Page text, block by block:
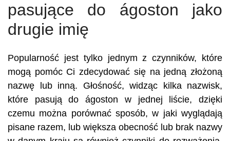
pasujące do ágoston jako
drugie imię
Popularność jest tylko jednym z czynników, które
mogą pomóc Ci zdecydować się na jedną złożoną
nazwę lub inną. Głośność, widząc kilka nazwisk,
które pasują do ágoston w jednej liście, dzięki
czemu można porównać sposób, w jaki wyglądają
pisane razem, lub większa obecność lub brak nazwy